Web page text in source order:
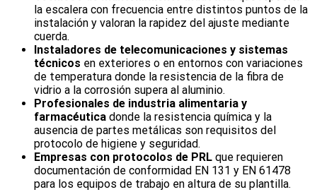
la escalera con frecuencia entre distintos puntos de la
instalación y valoran la rapidez del ajuste mediante
cuerda.
Instaladores de telecomunicaciones y sistemas
técnicos en exteriores o en entornos con variaciones
de temperatura donde la resistencia de la fibra de
vidrio a la corrosión supera al aluminio.
Profesionales de industria alimentaria y
farmacéutica donde la resistencia química y la
ausencia de partes metálicas son requisitos del
protocolo de higiene y seguridad.
Empresas con protocolos de PRL que requieren
documentación de conformidad EN 131 y EN 61478
para los equipos de trabajo en altura de su plantilla.